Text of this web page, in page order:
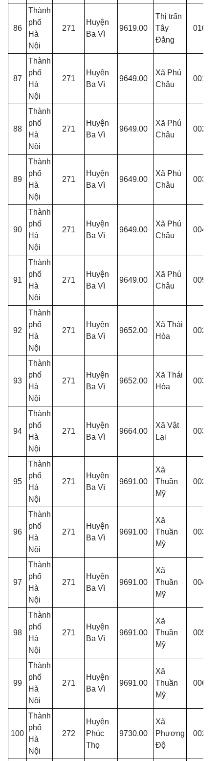
86
Thành
phố
Hà
Nội
271
Huyện
Ba Vì
9619.00
Thị trấn
Tây
Đằng
010
87
Thành
phố
Hà
Nội
271
Huyện
Ba Vì
9649.00
Xã Phú
Châu
001
88
Thành
phố
Hà
Nội
271
Huyện
Ba Vì
9649.00
Xã Phú
Châu
002
89
Thành
phố
Hà
Nội
271
Huyện
Ba Vì
9649.00
Xã Phú
Châu
003
90
Thành
phố
Hà
Nội
271
Huyện
Ba Vì
9649.00
Xã Phú
Châu
004
91
Thành
phố
Hà
Nội
271
Huyện
Ba Vì
9649.00
Xã Phú
Châu
005
92
Thành
phố
Hà
Nội
271
Huyện
Ba Vì
9652.00
Xã Thái
Hòa
002
93
Thành
phố
Hà
Nội
271
Huyện
Ba Vì
9652.00
Xã Thái
Hòa
003
94
Thành
phố
Hà
Nội
271
Huyện
Ba Vì
9664.00
Xã Vật
Lại
003
95
Thành
phố
Hà
Nội
271
Huyện
Ba Vì
9691.00
Xã
Thuần
Mỹ
002
96
Thành
phố
Hà
Nội
271
Huyện
Ba Vì
9691.00
Xã
Thuần
Mỹ
003
97
Thành
phố
Hà
Nội
271
Huyện
Ba Vì
9691.00
Xã
Thuần
Mỹ
004
98
Thành
phố
Hà
Nội
271
Huyện
Ba Vì
9691.00
Xã
Thuần
Mỹ
005
99
Thành
phố
Hà
Nội
271
Huyện
Ba Vì
9691.00
Xã
Thuần
Mỹ
006
100
Thành
phố
Hà
Nội
272
Huyện
Phúc
Thọ
9730.00
Xã
Phương
Độ
002